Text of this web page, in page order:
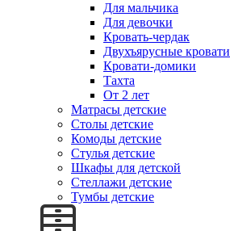
Для мальчика
Для девочки
Кровать-чердак
Двухъярусные кровати
Кровати-домики
Тахта
От 2 лет
Матрасы детские
Столы детские
Комоды детские
Стулья детские
Шкафы для детской
Стеллажи детские
Тумбы детские